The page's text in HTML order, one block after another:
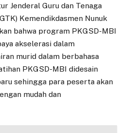
Jenderal Guru dan Tenaga
Kemendikdasmen Nunuk
bahwa program PKGSD-MBI
akselerasi dalam
murid dalam berbahasa
PKGSD-MBI didesain
sehingga para peserta akan
mudah dan